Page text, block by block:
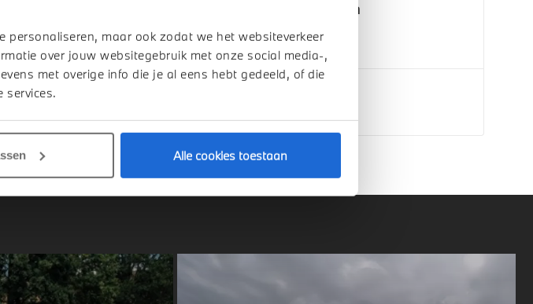
maar ook zodat we het websiteverkeer
over jouw websitegebruik met onze social media-,
met overige info die je al eens hebt gedeeld, of die
services.
Alle cookies toestaan
1 km
€ 36.613
Aceman
1 km